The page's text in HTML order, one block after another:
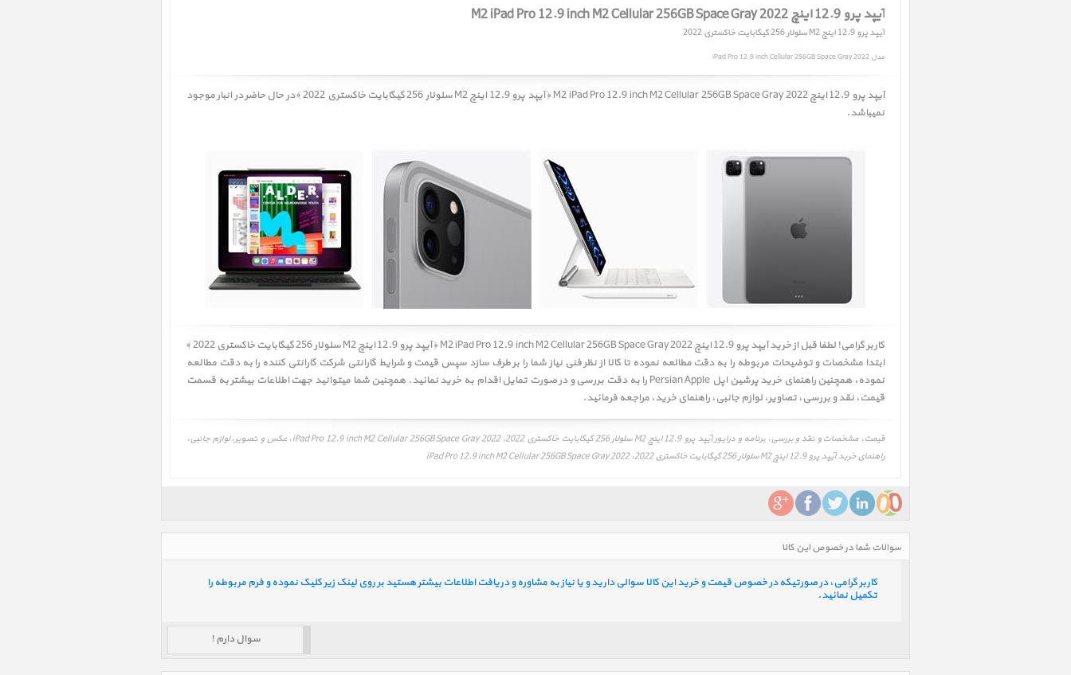
آیپد پرو 12.9 اینچ M2 iPad Pro 12.9 inch M2 Cellular 256GB Space Gray 2022
آیپد پرو 12.9 اینچ M2 سلولار 256 گیگابایت خاکستری 2022
مدل iPad Pro 12.9 inch Cellular 256GB Space Gray 2022
آیپد پرو 12.9 اینچ M2 iPad Pro 12.9 inch M2 Cellular 256GB Space Gray 2022 ﴿ آیپد پرو 12.9 اینچ M2 سلولار 256 گیگابایت خاکستری 2022 ﴾ در حال حاضر در انبار موجود
نمیباشد.
کاربر گرامی! لطفا قبل از خرید آیپد پرو 12.9 اینچ M2 iPad Pro 12.9 inch M2 Cellular 256GB Space Gray 2022 ﴿ آیپد پرو 12.9 اینچ M2 سلولار 256 گیگابایت خاکستری 2022 ﴾
ابتدا مشخصات و توضیحات مربوطه را به دقت مطالعه نموده تا کالا از نظر فنی نیاز شما را بر طرف سازد سپس قیمت و شرایط گارانتی شرکت گارانتی کننده را به دقت مطالعه
نموده، همچنین راهنمای خرید پرشین اپل Persian Apple را به دقت بررسی و در صورت تمایل اقدام به خرید نمائید. همچنین شما میتوانید جهت اطلاعات بیشتر به قسمت
قیمت، نقد و بررسی، تصاویر، لوازم جانبی، راهنمای خرید، مراجعه فرمائید.
قیمت، مشخصات و نقد و بررسی، برنامه و درایور آیپد پرو 12.9 اینچ M2 سلولار 256 گیگابایت خاکستری 2022، iPad Pro 12.9 inch M2 Cellular 256GB Space Gray 2022، عکس و تصویر، لوازم جانبی،
راهنمای خرید آیپد پرو 12.9 اینچ M2 سلولار 256 گیگابایت خاکستری 2022، iPad Pro 12.9 inch M2 Cellular 256GB Space Gray 2022
سوالات شما در خصوص این کالا
کاربر گرامی، در صورتیکه در خصوص قیمت و خرید این کالا سوالی دارید و یا نیاز به مشاوره و دریافت اطلاعات بیشتر هستید بر روی لینک زیر کلیک نموده و فرم مربوطه را
تکمیل نمائید.
سوال دارم !